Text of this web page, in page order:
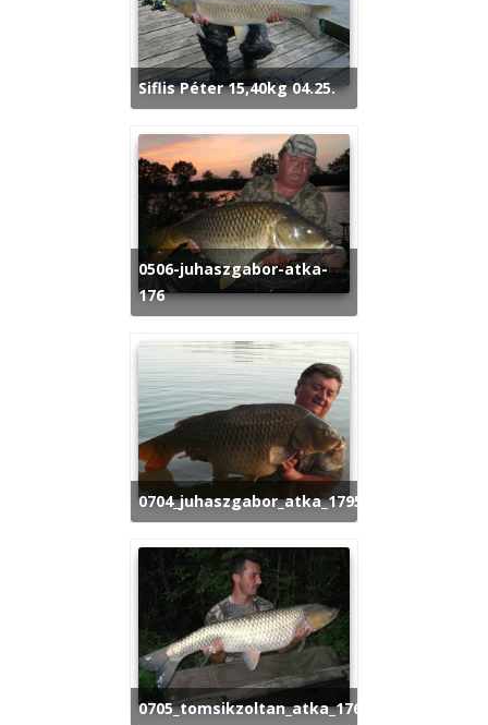
Siflis Péter 15,40kg 04.25.
0506-juhaszgabor-atka-
176
0704_juhaszgabor_atka_1795
0705_tomsikzoltan_atka_176